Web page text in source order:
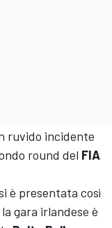
ruvido incidente
round del FIA
è presentata così
gara irlandese è